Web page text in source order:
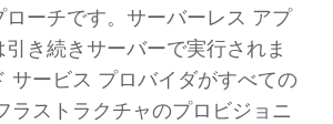
ローチです。サーバーレス アプ
引き続きサーバーで実行されま
サービス プロバイダがすべての
ラストラクチャのプロビジョニ